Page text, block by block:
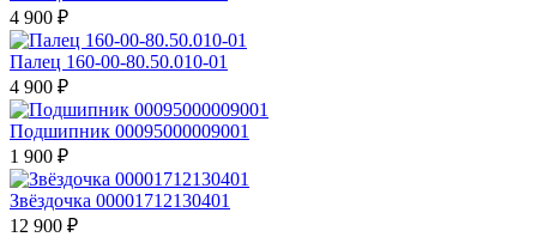
4 900 ₽
Палец 160-00-80.50.010-01
4 900 ₽
Подшипник 00095000009001
1 900 ₽
Звёздочка 00001712130401
12 900 ₽